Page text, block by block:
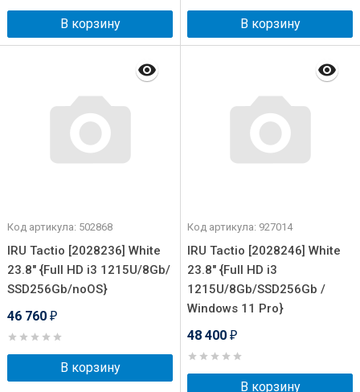
В корзину В корзину
Код артикула: 502868
IRU Tactio [2028236] White
23.8" {Full HD i3 1215U/8Gb/
SSD256Gb/noOS}
46 760 ₽
В корзину
Код артикула: 927014
IRU Tactio [2028246] White
23.8" {Full HD i3
1215U/8Gb/SSD256Gb /
Windows 11 Pro}
48 400 ₽
В корзину